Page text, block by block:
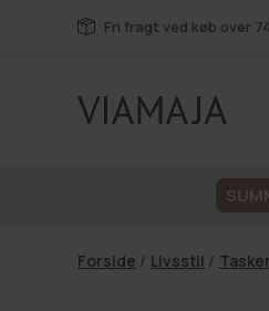
indhold Fri fragt ved køb over
Forside / Livsstil / Tasker